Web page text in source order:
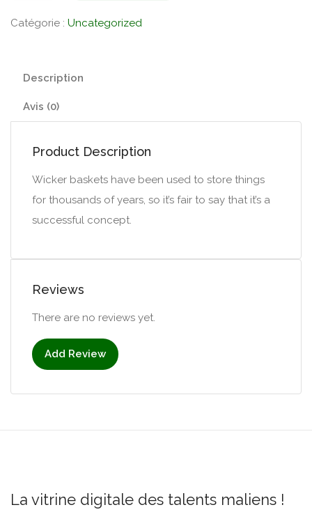
Catégorie : Uncategorized
Description
Avis (0)
Product Description
Wicker baskets have been used to store things
for thousands of years, so it’s fair to say that it’s a
successful concept.
Reviews
There are no reviews yet.
Add Review
La vitrine digitale des talents maliens !